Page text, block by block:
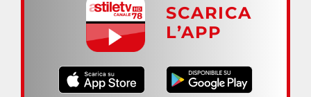
SCARICA
L’APP